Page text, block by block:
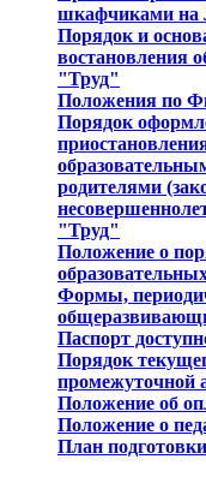
шкафчиками
Порядок и
"Труд"
Положения по
Порядок
родителями
"Труд"
Положение о
Формы,
Паспорт
Порядок
промежуточной
Положение об
Положение о
План